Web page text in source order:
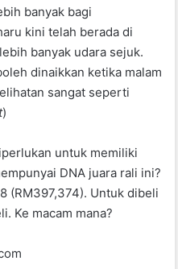
banyak bagi
kini telah berada di
banyak udara sejuk.
dinaikkan ketika malam
sangat seperti
)
untuk memiliki
DNA juara rali ini?
(RM397,374). Untuk dibeli
Ke macam mana?